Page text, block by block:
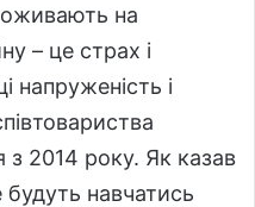
на
– це страх і
напруженість і
з 2014 року. Як казав
навчатись